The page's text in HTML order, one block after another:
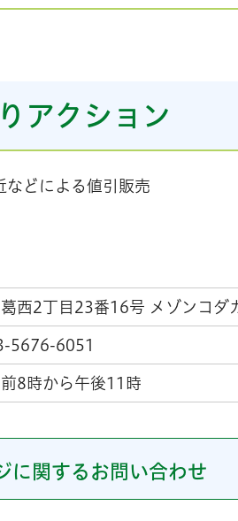
アクション
などによる値引販売
西2丁目23番16号 メゾンコダ
5676-6051
8時から午後11時
に関するお問い合わせ